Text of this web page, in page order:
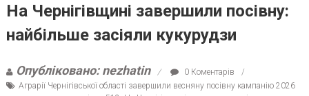
На Чернігівщині завершили посівну:
найбільше засіяли кукурудзи
Опубліковано: nezhatin
0 Коментарів
Аграрії Чернігівської області завершили весняну посівну кампанію 2026